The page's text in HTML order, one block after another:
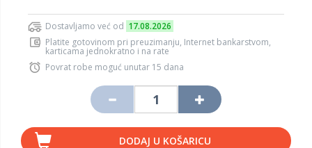
Dostavljamo već od 17.08.2026
Platite gotovinom pri preuzimanju, Internet bankarstvom,
karticama jednokratno i na rate
Povrat robe moguć unutar 15 dana
DODAJ U KOŠARICU